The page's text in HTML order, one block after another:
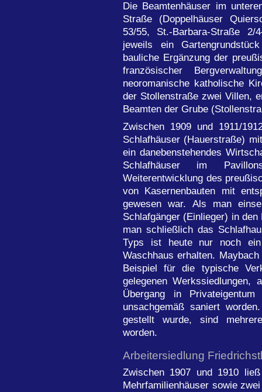
Die Beamtenhäuser im
Straße (Doppelhäuser
53/55, St.-Barbara-Straße 2/
jeweils ein
bauliche Ergänzung der
französischer
neoromanische katholische
der Stollenstraße zwei Villen,
Beamten der Grube
Zwischen 1909 und 1911/
Schlafhäuser (Hauerstraße)
ein danebenstehendes
Schlafhäuser im
Weiterentwicklung des
von Kasernenbauten mit
gewesen war. Als man
Schlafgänger (Einlieger) in
man schließlich das
Typs ist heute nur noch
Waschhaus erhalten.
Beispiel für die typische
gelegenen Werkssiedlungen,
Übergang in
unsachgemäß saniert
gestellt wurde, sind
worden.
Arbeitersiedlung
Zwischen 1907 und 1910
Mehrfamilienhäuser sowie